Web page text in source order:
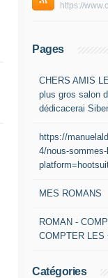
https://
Pages
CHERS AMIS
plus gros salon
dédicacerai
https://
4/nous-
MES ROMANS
ROMAN -
COMPTER LES
Catégories